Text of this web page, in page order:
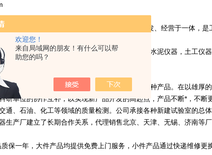
欢迎您！
来自局域网的朋友！有什么可以帮
助您的吗？
立于2008年，位于北京市大兴区,集科研、开发、经营于一体，是
浆仪器，涂料仪器，结构胶仪器，防水仪器，水泥仪器，土工仪
面路基仪器，土工布仪器，压力机，
材检测仪器，电线电缆仪器，橡胶仪器等上千种产品。在以雄厚
研单位的协作互补，以实现新产品开发的高起点，产品不断*，不
通、石油、化工等领域的质量检测。公司承接各种新建试验室的总
生产厂建立了长期合作关系，代理销售北京、天津、无锡、济南等
一年，大件产品均提供免费上门服务，小件产品通过快递维修更